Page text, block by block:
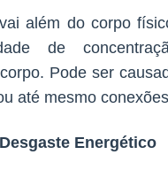
além do corpo
de
Pode ser
até mesmo
Energético